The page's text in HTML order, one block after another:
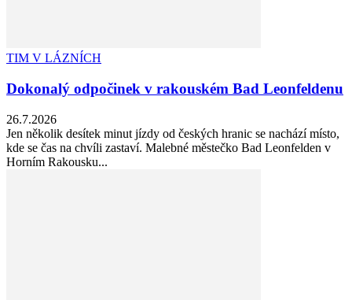
TIM V LÁZNÍCH
Dokonalý odpočinek v rakouském Bad Leonfeldenu
26.7.2026
Jen několik desítek minut jízdy od českých hranic se nachází místo,
kde se čas na chvíli zastaví. Malebné městečko Bad Leonfelden v
Horním Rakousku...